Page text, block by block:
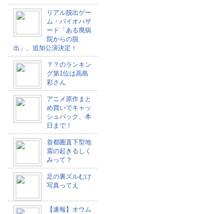
リアル脱出ゲー
ム・バイオハザ
ード「ある廃病
院からの脱
出」、追加公演決定！
？？のランキン
グ第1位は高島
彩さん
アニメ原作まと
め買いでキャッ
シュバック、本
日まで！
首都圏直下型地
震の起きるしく
みって？
足の裏ズルむけ
写真ってえ
【速報】オウム